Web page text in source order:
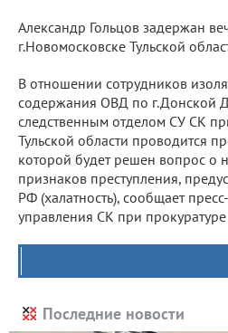
Александр Гольцов задержан
г.Новомосковске Тульской
В отношении сотрудников
содержания ОВД по г.Донской
следственным отделом СУ СК
Тульской области проводится
которой будет решен вопрос о
признаков преступления,
РФ (халатность), сообщает
управления СК при
Последние новости